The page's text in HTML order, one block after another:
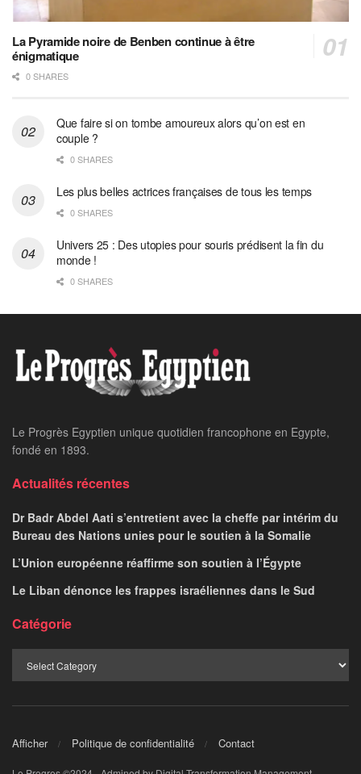
La Pyramide noire de Benben continue à être
énigmatique
0 SHARES
Que faire si on tombe amoureux alors qu’on est en
couple ?
0 SHARES
Les plus belles actrices françaises de tous les temps
0 SHARES
Univers 25 : Des utopies pour souris prédisent la fin du
monde !
0 SHARES
Le Progrès Egyptien unique quotidien francophone en Egypte,
fondé en 1893.
Actualités récentes
Dr Badr Abdel Aati s’entretient avec la cheffe par intérim du
Bureau des Nations unies pour le soutien à la Somalie
L’Union européenne réaffirme son soutien à l’Égypte
Le Liban dénonce les frappes israéliennes dans le Sud
Catégorie
Afficher Politique de confidentialité Contact